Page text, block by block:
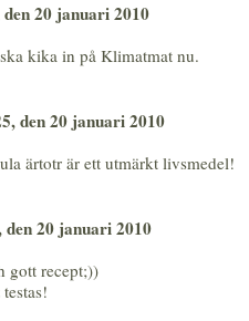
20 januari 2010
kika in på Klimatmat nu.
den 20 januari 2010
ärtotr är ett utmärkt livsmedel!
den 20 januari 2010
gott recept;))